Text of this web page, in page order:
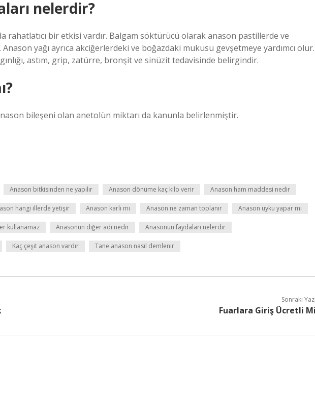
nelerdir?
rahatlatıcı bir etkisi vardır. Balgam söktürücü olarak anason pastillerde ve
yağı ayrıca akciğerlerdeki ve boğazdaki mukusu gevşetmeye yardımcı olur.
astım, grip, zatürre, bronşit ve sinüzit tedavisinde belirgindir.
bileşeni olan anetolün miktarı da kanunla belirlenmiştir.
Anason bitkisinden ne yapılır Anason dönüme kaç kilo verir Anason ham maddesi nedir
hangi illerde yetişir Anason karlı mı Anason ne zaman toplanır Anason uyku yapar mı
kullanamaz Anasonun diğer adı nedir Anasonun faydaları nelerdir
Kaç çeşit anason vardır Tane anason nasıl demlenir
Sonraki
Fuarlara Giriş Ücretli